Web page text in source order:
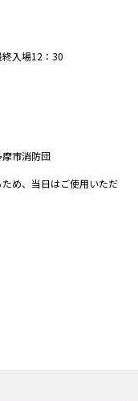
入場12 ： 30
市消防団
め、当日はご使用いただ